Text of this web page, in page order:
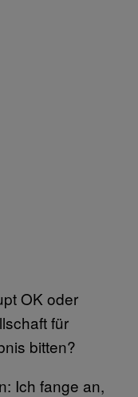
OK oder
für
bitten?
Ich fange an,